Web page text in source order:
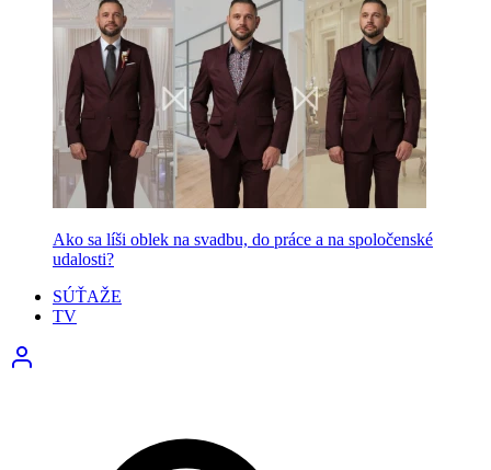
Ako sa líši oblek na svadbu, do práce a na spoločenské
udalosti?
SÚŤAŽE
TV